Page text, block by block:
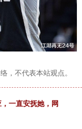
，不代表本站观点。
一直安抚她，网